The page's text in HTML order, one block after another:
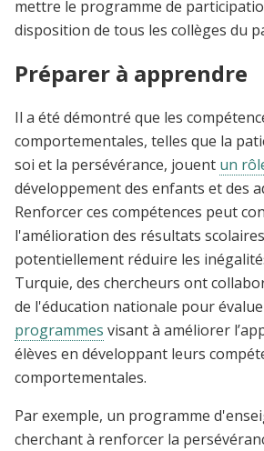
mettre le programme de
disposition de tous les collèges du
Préparer à apprendre
Il a été démontré que les
comportementales, telles que la
soi et la persévérance, jouent un
développement des enfants et des
Renforcer ces compétences peut
l'amélioration des résultats
potentiellement réduire les
Turquie, des chercheurs ont
de l'éducation nationale pour
programmes visant à améliorer
élèves en développant leurs
comportementales.
Par exemple, un programme
cherchant à renforcer la